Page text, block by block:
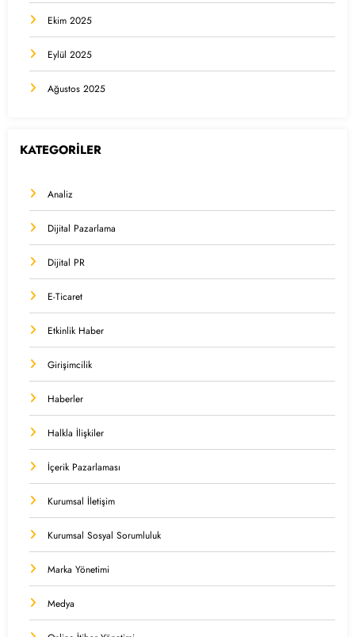
Ekim 2025
Eylül 2025
Ağustos 2025
KATEGORİLER
Analiz
Dijital Pazarlama
Dijital PR
E-Ticaret
Etkinlik Haber
Girişimcilik
Haberler
Halkla İlişkiler
İçerik Pazarlaması
Kurumsal İletişim
Kurumsal Sosyal Sorumluluk
Marka Yönetimi
Medya